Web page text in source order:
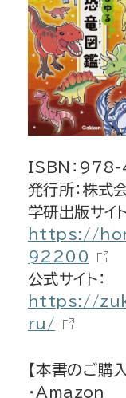
ISBN：
発行所：株
学研出版サイト
https://
92200
公式サイト：
https://
ru/
【本書のご購
・Amazon